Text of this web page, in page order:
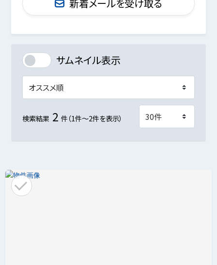
新着メールを受け取る
サムネイル表示
検索結果 2 件（1件～2件を表示）